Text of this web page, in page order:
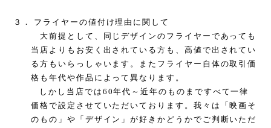
３．
フライヤーの値付け理由に関して
大前提として、同じデザインのフライヤーであっても
当店よりもお安く出されている方も、高値で出されてい
る方もいらっしゃいます。またフライヤー自体の取引価
格も年代や作品によって異なります。
しかし当店では 60年代～近年のものまですべて一律
価格で設定させていただいております。我々は「映画そ
のもの」や「デザイン」が好きかどうかでご判断いただ